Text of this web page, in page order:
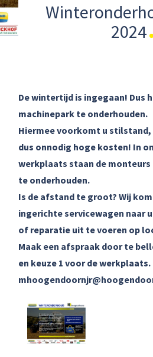
2024
De wintertijd is ingegaan! Dus
machinepark te onderhouden.
Hiermee voorkomt u
dus onnodig hoge kosten! In
werkplaats staan de monteurs
te onderhouden.
Is de afstand te groot? Wij
ingerichte servicewagen naar
of reparatie uit te voeren op
Maak een afspraak door te
en keuze 1 voor de